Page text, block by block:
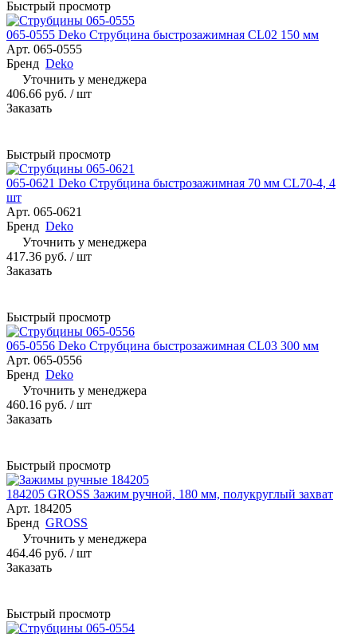
Быстрый просмотр
065-0555 Deko Струбцина быстрозажимная CL02 150 мм
Арт. 065-0555
Бренд Deko
Уточнить у менеджера
406.66 руб. / шт
Заказать
Быстрый просмотр
065-0621 Deko Струбцина быстрозажимная 70 мм CL70-4, 4
шт
Арт. 065-0621
Бренд Deko
Уточнить у менеджера
417.36 руб. / шт
Заказать
Быстрый просмотр
065-0556 Deko Струбцина быстрозажимная CL03 300 мм
Арт. 065-0556
Бренд Deko
Уточнить у менеджера
460.16 руб. / шт
Заказать
Быстрый просмотр
184205 GROSS Зажим ручной, 180 мм, полукруглый захват
Арт. 184205
Бренд GROSS
Уточнить у менеджера
464.46 руб. / шт
Заказать
Быстрый просмотр